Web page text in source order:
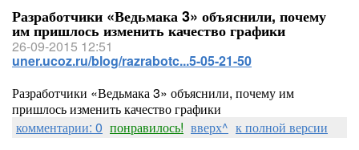
Разработчики «Ведьмака 3» объяснили, почему
им пришлось изменить качество графики
26-09-2015 12:51
uner.ucoz.ru/blog/razrabotc...5-05-21-50
Разработчики «Ведьмака 3» объяснили, почему им
пришлось изменить качество графики
комментарии: 0 понравилось! вверх^ к полной версии